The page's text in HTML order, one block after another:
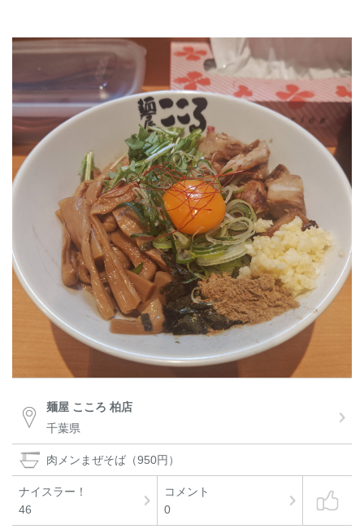
麺屋 こころ 柏店
千葉県
肉メンまぜそば（950円）
ナイスラー！
46
コメント
0